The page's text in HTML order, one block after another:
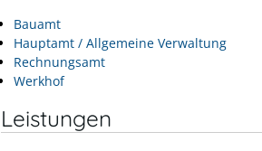
Bauamt
Hauptamt / Allgemeine Verwaltung
Rechnungsamt
Werkhof
Leistungen